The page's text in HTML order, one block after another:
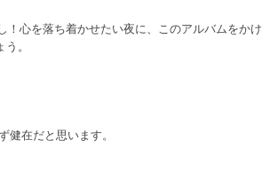
！心を落ち着かせたい夜に、このアルバムをかけ
。
健在だと思います。